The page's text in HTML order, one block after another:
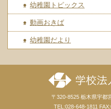
幼稚園トピックス
動画おきば
幼稚園だより
〒320-8525 栃木県宇都
TEL:028-648-1811